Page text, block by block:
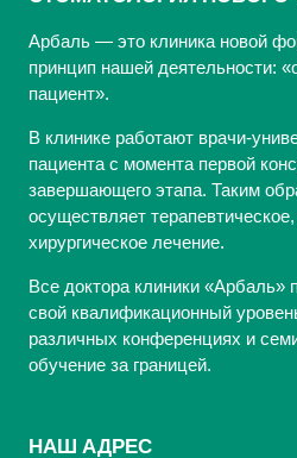
Арбаль — это клиника новой
принцип нашей деятельности:
пациент».
В клинике работают врачи-
пациента с момента первой
завершающего этапа. Таким
осуществляет
хирургическое лечение.
Все доктора клиники «Арбаль»
свой квалификационный
различных конференциях и
обучение за границей.
НАШ АДРЕС